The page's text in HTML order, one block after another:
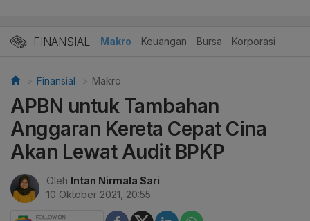
FINANSIAL Makro Keuangan Bursa Korporasi
Finansial Makro
APBN untuk Tambahan
Anggaran Kereta Cepat Cina
Akan Lewat Audit BPKP
Oleh Intan Nirmala Sari
10 Oktober 2021, 20:55